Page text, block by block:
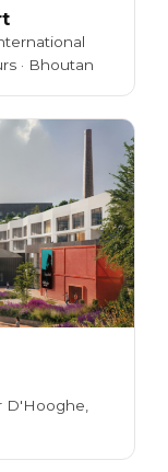
· Bhoutan
D'Hooghe,